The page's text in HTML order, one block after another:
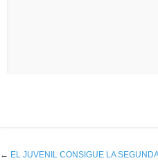
← EL JUVENIL CONSIGUE LA